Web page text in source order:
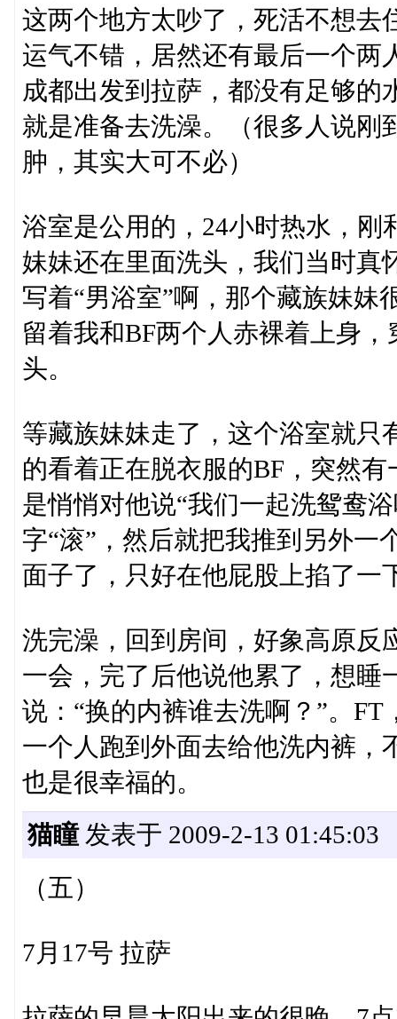
这两个地方太吵了，死活不想去
运气不错，居然还有最后一个两
成都出发到拉萨，都没有足够的
就是准备去洗澡。（很多人说刚
肿，其实大可不必）
浴室是公用的，24小时热水，刚
妹妹还在里面洗头，我们当时真
写着“男浴室”啊，那个藏族妹妹
留着我和BF两个人赤裸着上身
头。
等藏族妹妹走了，这个浴室就只
的看着正在脱衣服的BF，突然
是悄悄对他说“我们一起洗鸳鸯
字“滚”，然后就把我推到另外一
面子了，只好在他屁股上掐了一
洗完澡，回到房间，好象高原反
一会，完了后他说他累了，想睡
说：“换的内裤谁去洗啊？”。
一个人跑到外面去给他洗内裤，
也是很幸福的。
猫瞳发表于 2009-2-13 01:45:03
（五）
7月17号 拉萨